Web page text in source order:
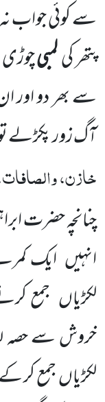
سے کوئی جواب
پتھر کیلمبیچوڑی
سے بھر دو اور
آگ زور پکڑلے
خازن،
چنانچہ حضرت
انہیں ایک
لکڑیاں جمع
خروش سے حصہ
لکڑیاںجمع کر